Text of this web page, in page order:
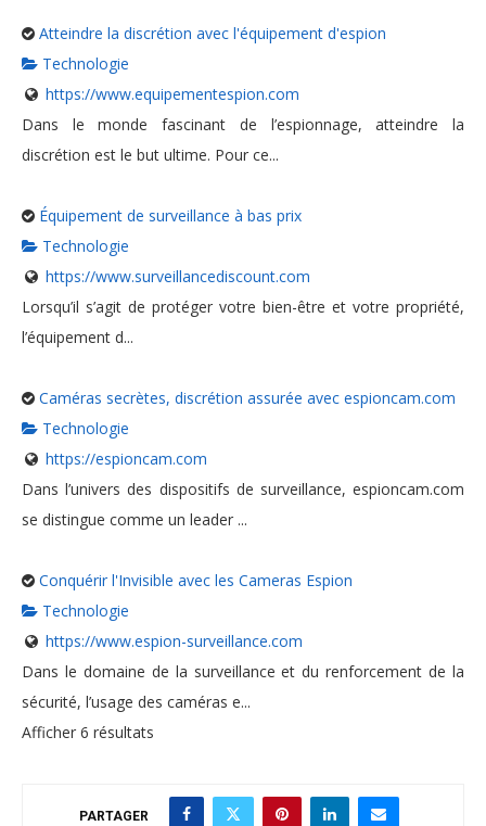
Atteindre la discrétion avec l'équipement d'espion
Technologie
https://www.equipementespion.com
Dans le monde fascinant de l’espionnage, atteindre la
discrétion est le but ultime. Pour ce...
Équipement de surveillance à bas prix
Technologie
https://www.surveillancediscount.com
Lorsqu’il s’agit de protéger votre bien-être et votre propriété,
l’équipement d...
Caméras secrètes, discrétion assurée avec espioncam.com
Technologie
https://espioncam.com
Dans l’univers des dispositifs de surveillance, espioncam.com
se distingue comme un leader ...
Conquérir l'Invisible avec les Cameras Espion
Technologie
https://www.espion-surveillance.com
Dans le domaine de la surveillance et du renforcement de la
sécurité, l’usage des caméras e...
Afficher 6 résultats
PARTAGER